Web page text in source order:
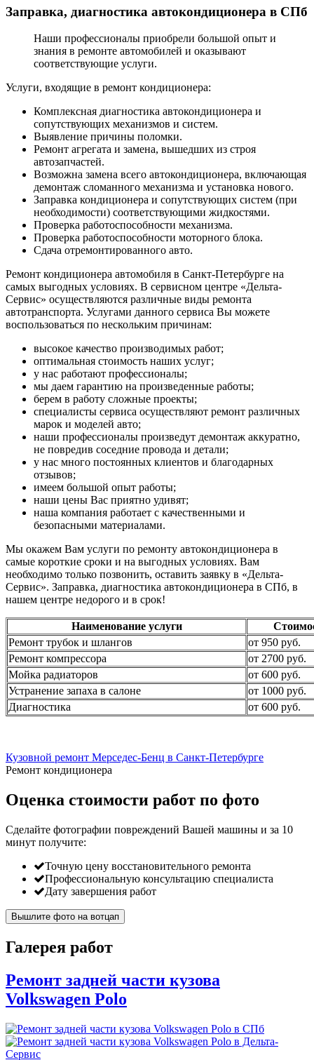
Заправка, диагностика автокондиционера в СПб
Наши профессионалы приобрели большой опыт и
знания в ремонте автомобилей и оказывают
соответствующие услуги.
Услуги, входящие в ремонт кондиционера:
Комплексная диагностика автокондиционера и
сопутствующих механизмов и систем.
Выявление причины поломки.
Ремонт агрегата и замена, вышедших из строя
автозапчастей.
Возможна замена всего автокондиционера, включающая
демонтаж сломанного механизма и установка нового.
Заправка кондиционера и сопутствующих систем (при
необходимости) соответствующими жидкостями.
Проверка работоспособности механизма.
Проверка работоспособности моторного блока.
Сдача отремонтированного авто.
Ремонт кондиционера автомобиля в Санкт-Петербурге на
самых выгодных условиях. В сервисном центре «Дельта-
Сервис» осуществляются различные виды ремонта
автотранспорта. Услугами данного сервиса Вы можете
воспользоваться по нескольким причинам:
высокое качество производимых работ;
оптимальная стоимость наших услуг;
у нас работают профессионалы;
мы даем гарантию на произведенные работы;
берем в работу сложные проекты;
специалисты сервиса осуществляют ремонт различных
марок и моделей авто;
наши профессионалы произведут демонтаж аккуратно,
не повредив соседние провода и детали;
у нас много постоянных клиентов и благодарных
отзывов;
имеем большой опыт работы;
наши цены Вас приятно удивят;
наша компания работает с качественными и
безопасными материалами.
Мы окажем Вам услуги по ремонту автокондиционера в
самые короткие сроки и на выгодных условиях. Вам
необходимо только позвонить, оставить заявку в «Дельта-
Сервис». Заправка, диагностика автокондиционера в СПб, в
нашем центре недорого и в срок!
Наименование услуги
Ремонт трубок и шлангов
от 950 руб.
Ремонт компрессора
от 2700 руб.
Мойка радиаторов
от 600 руб.
Устранение запаха в салоне
от 1000 руб.
Диагностика
от 600 руб.
Кузовной ремонт Мерседес-Бенц в Санкт-Петербурге
Ремонт кондиционера
Оценка стоимости работ по фото
Сделайте фотографии повреждений Вашей машины и за 10
минут получите:
Точную цену восстановительного ремонта
Профессиональную консультацию специалиста
Дату завершения работ
Вышлите фото на вотцап
Галерея работ
Ремонт задней части кузова
Volkswagen Polo